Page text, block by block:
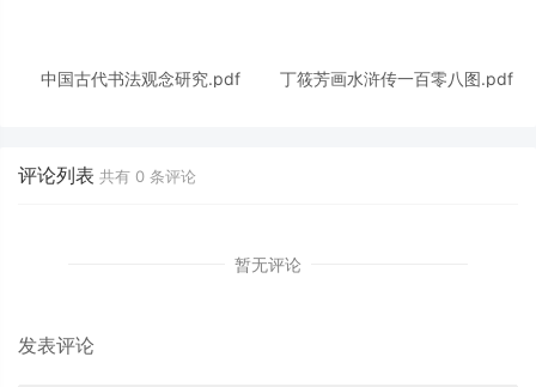
中国古代书法观念研究.pdf 丁筱芳画水浒传一百零八图.pdf
评论列表 共有 0 条评论
暂无评论
发表评论